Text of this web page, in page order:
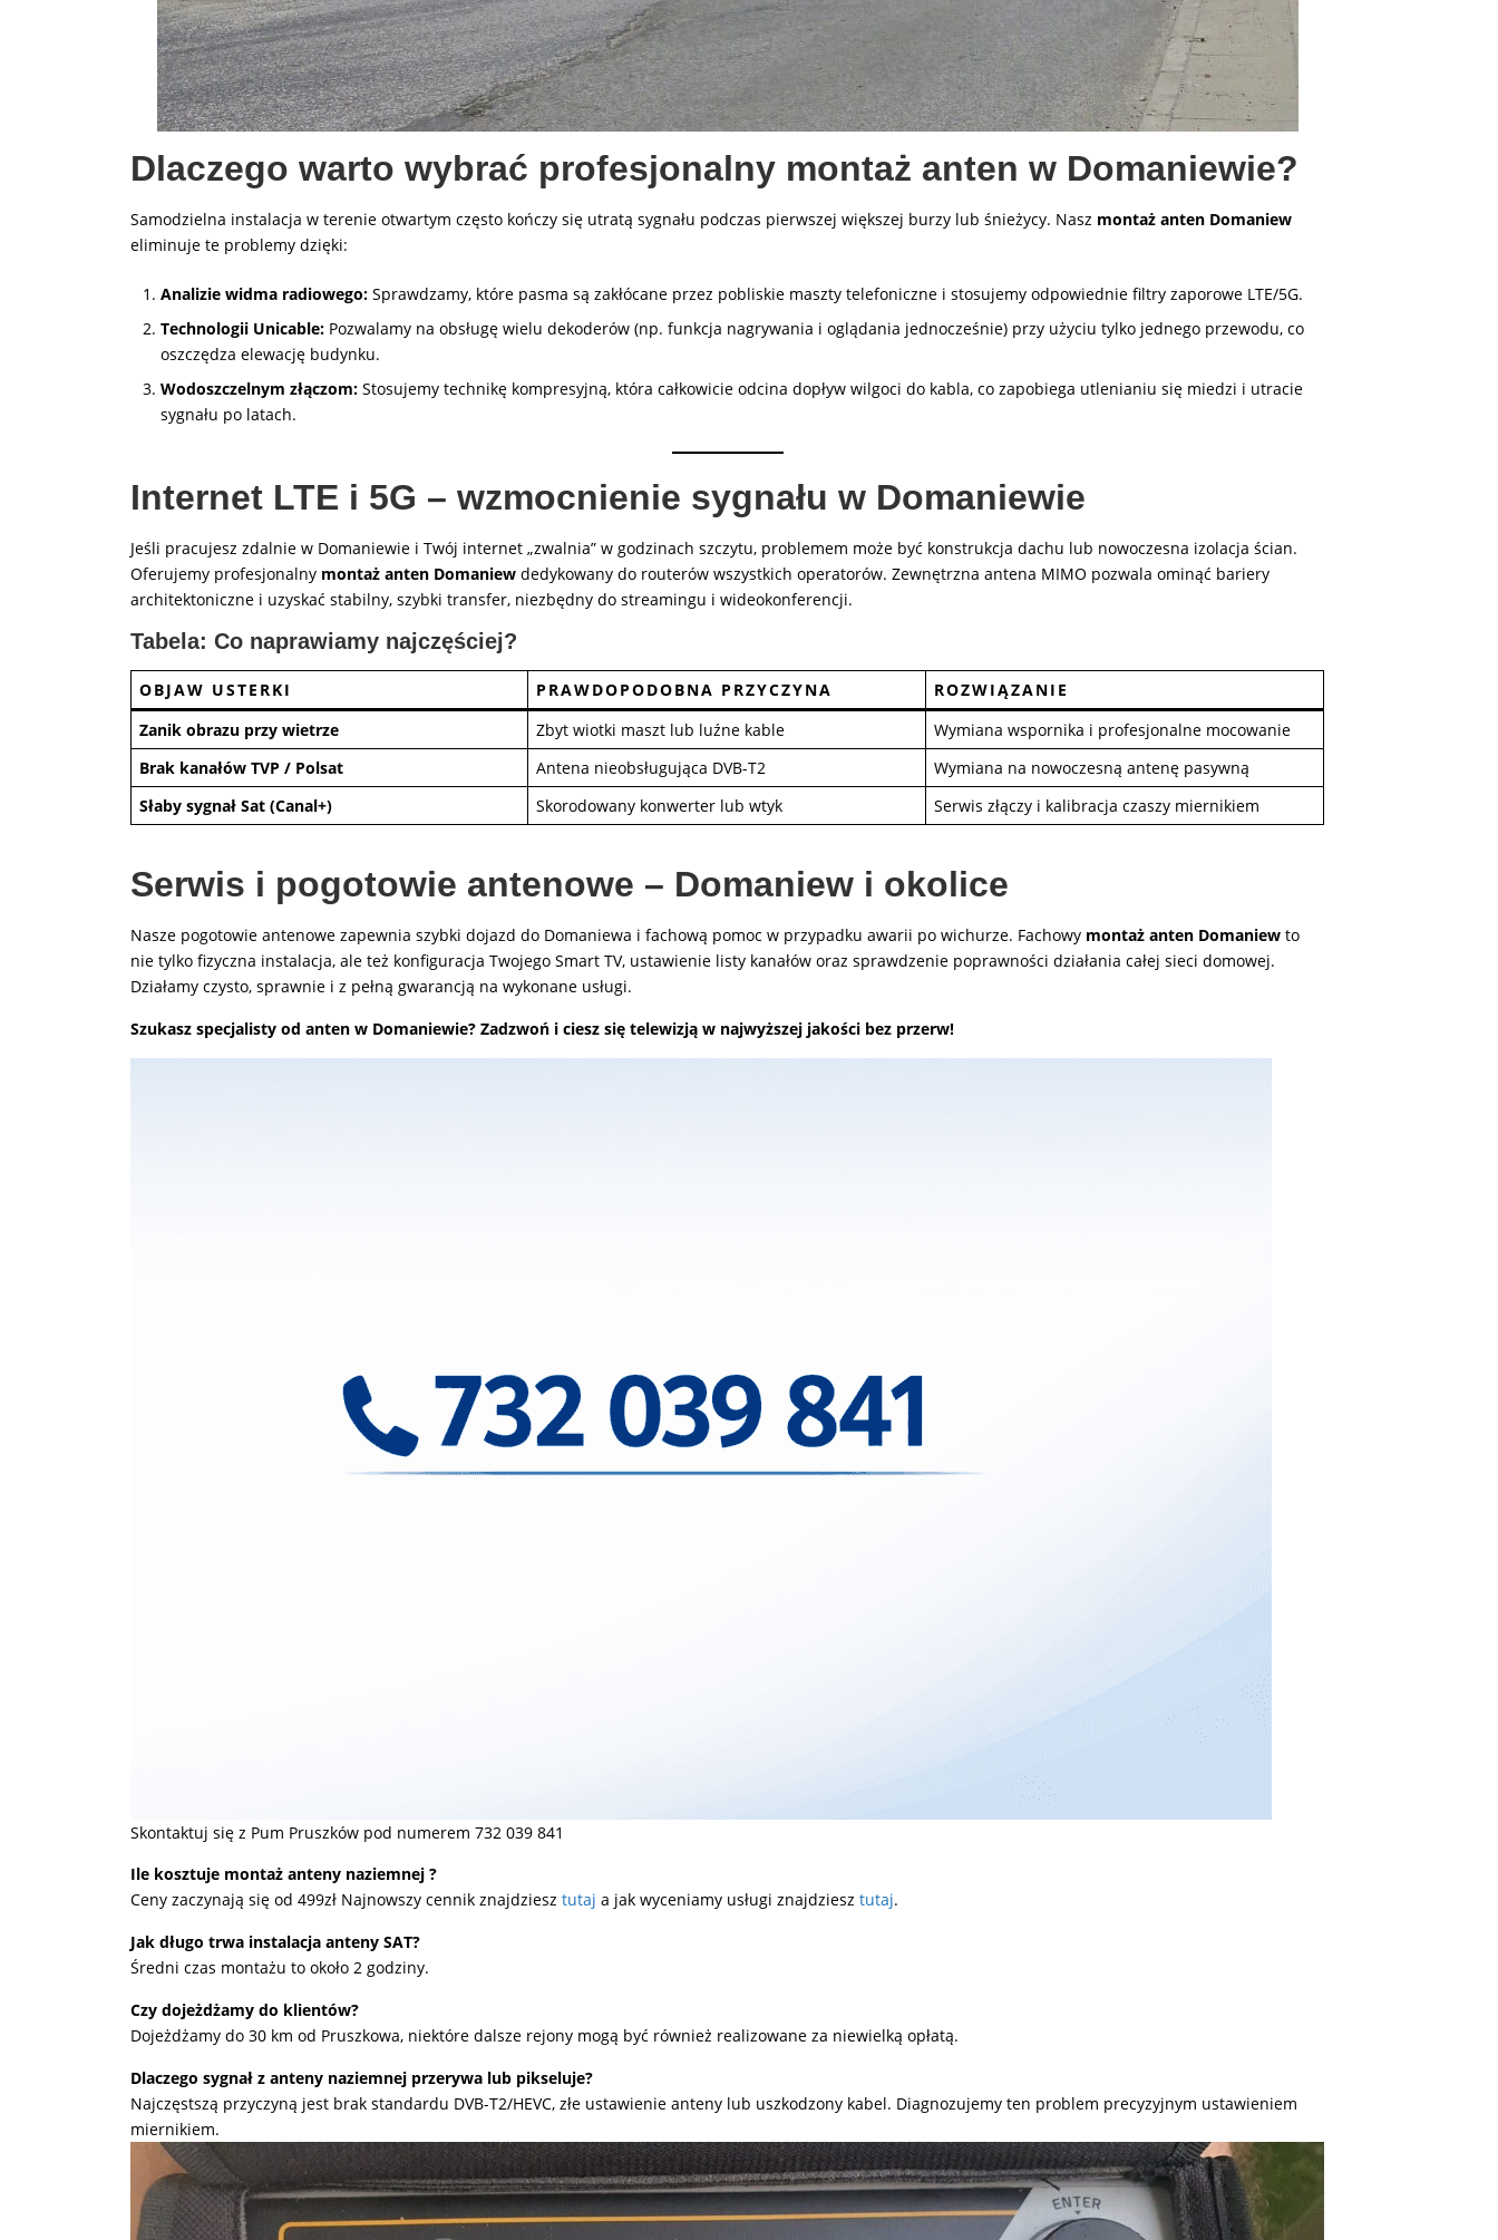
Dlaczego warto wybrać profesjonalny montaż anten w Domaniewie?
Samodzielna instalacja w terenie otwartym często kończy się utratą sygnału podczas pierwszej większej burzy lub śnieżycy. Nasz montaż anten Domaniew
eliminuje te problemy dzięki:
Analizie widma radiowego: Sprawdzamy, które pasma są zakłócane przez pobliskie maszty telefoniczne i stosujemy odpowiednie filtry zaporowe LTE/5G.
Technologii Unicable: Pozwalamy na obsługę wielu dekoderów (np. funkcja nagrywania i oglądania jednocześnie) przy użyciu tylko jednego przewodu, co
oszczędza elewację budynku.
Wodoszczelnym złączom: Stosujemy technikę kompresyjną, która całkowicie odcina dopływ wilgoci do kabla, co zapobiega utlenianiu się miedzi i utracie
sygnału po latach.
Internet LTE i 5G – wzmocnienie sygnału w Domaniewie
Jeśli pracujesz zdalnie w Domaniewie i Twój internet „zwalnia” w godzinach szczytu, problemem może być konstrukcja dachu lub nowoczesna izolacja ścian.
Oferujemy profesjonalny montaż anten Domaniew dedykowany do routerów wszystkich operatorów. Zewnętrzna antena MIMO pozwala ominąć bariery
architektoniczne i uzyskać stabilny, szybki transfer, niezbędny do streamingu i wideokonferencji.
Tabela: Co naprawiamy najczęściej?
OBJAW USTERKI PRAWDOPODOBNA PRZYCZYNA
ROZWIĄZANIE
Zanik obrazu przy wietrze
Zbyt wiotki maszt lub luźne kable
Wymiana wspornika i profesjonalne mocowanie
Brak kanałów TVP / Polsat
Antena nieobsługująca DVB-T2
Wymiana na nowoczesną antenę pasywną
Słaby sygnał Sat (Canal+)
Skorodowany konwerter lub wtyk Serwis złączy i kalibracja czaszy miernikiem
Serwis i pogotowie antenowe – Domaniew i okolice
Nasze pogotowie antenowe zapewnia szybki dojazd do Domaniewa i fachową pomoc w przypadku awarii po wichurze. Fachowy montaż anten Domaniew to
nie tylko fizyczna instalacja, ale też konfiguracja Twojego Smart TV, ustawienie listy kanałów oraz sprawdzenie poprawności działania całej sieci domowej.
Działamy czysto, sprawnie i z pełną gwarancją na wykonane usługi.
Szukasz specjalisty od anten w Domaniewie? Zadzwoń i ciesz się telewizją w najwyższej jakości bez przerw!
Skontaktuj się z Pum Pruszków pod numerem 732 039 841
Ile kosztuje montaż anteny naziemnej ?
Ceny zaczynają się od 499zł Najnowszy cennik znajdziesz tutaj a jak wyceniamy usługi znajdziesz tutaj.
Jak długo trwa instalacja anteny SAT?
Średni czas montażu to około 2 godziny.
Czy dojeżdżamy do klientów?
Dojeżdżamy do 30 km od Pruszkowa, niektóre dalsze rejony mogą być również realizowane za niewielką opłatą.
Dlaczego sygnał z anteny naziemnej przerywa lub pikseluje?
Najczęstszą przyczyną jest brak standardu DVB-T2/HEVC, złe ustawienie anteny lub uszkodzony kabel. Diagnozujemy ten problem precyzyjnym ustawieniem
miernikiem.